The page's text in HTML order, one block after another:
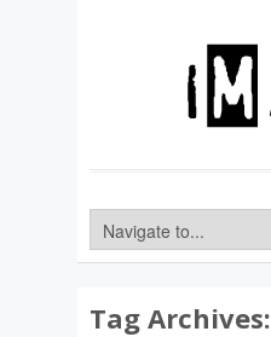
Tag Archives: